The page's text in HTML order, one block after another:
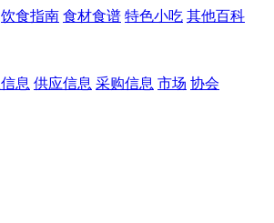
饮食指南 食材食谱 特色小吃 其他百科
息 供应信息 采购信息 市场 协会